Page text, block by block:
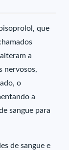
que
a
nervosos,
o
a
sangue para
de sangue e